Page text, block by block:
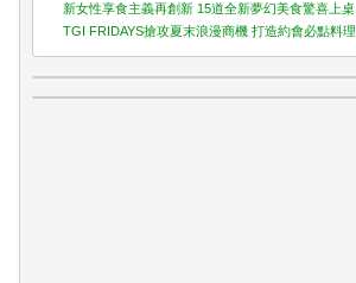
新女性享食主義再創新 15道全新夢幻美食驚喜上桌
TGI FRIDAYS搶攻夏末浪漫商機 打造約會必點料理